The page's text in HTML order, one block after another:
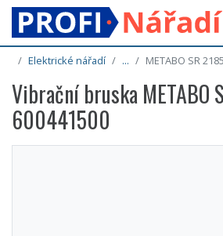
Elektrické nářadí ... METABO SR
Vibrační bruska METABO
600441500